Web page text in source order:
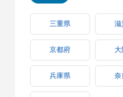
三重県 滋
京都府
兵庫県 奈